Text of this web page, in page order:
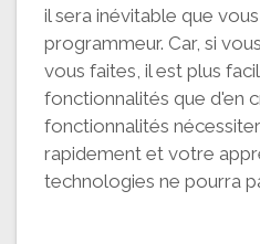
il sera inévitable que
programmeur. Car, si
vous faites, il est plus
fonctionnalités que d'en
fonctionnalités
rapidement et votre
technologies ne pourra